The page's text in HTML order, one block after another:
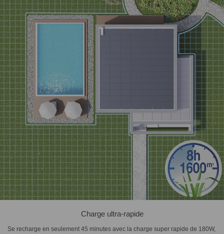
Charge ultra-rapide
Se recharge en seulement 45 minutes avec la charge super rapide de 180W,